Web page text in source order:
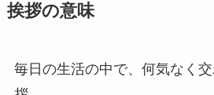
挨拶の意味
毎日の生活の中で、何気なく